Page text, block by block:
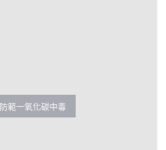
防範一氧化碳中毒